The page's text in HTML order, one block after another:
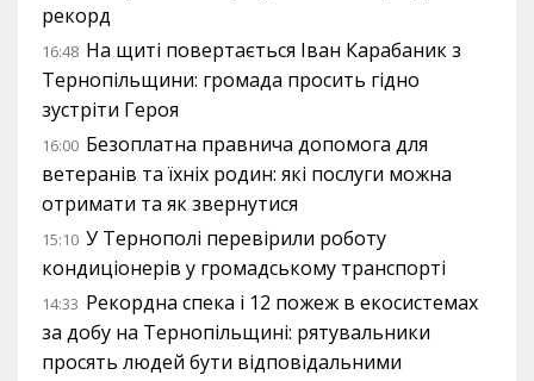
рекорд
16:48 На щиті повертається Іван Карабаник з
Тернопільщини: громада просить гідно
зустріти Героя
16:00 Безоплатна правнича допомога для
ветеранів та їхніх родин: які послуги можна
отримати та як звернутися
15:10 У Тернополі перевірили роботу
кондиціонерів у громадському транспорті
14:33 Рекордна спека і 12 пожеж в екосистемах
за добу на Тернопільщині: рятувальники
просять людей бути відповідальними